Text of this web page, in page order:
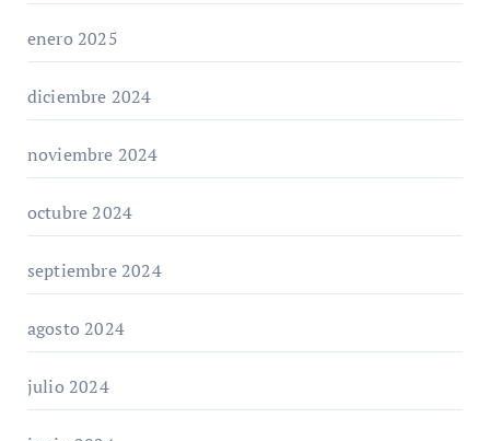
enero 2025
diciembre 2024
noviembre 2024
octubre 2024
septiembre 2024
agosto 2024
julio 2024